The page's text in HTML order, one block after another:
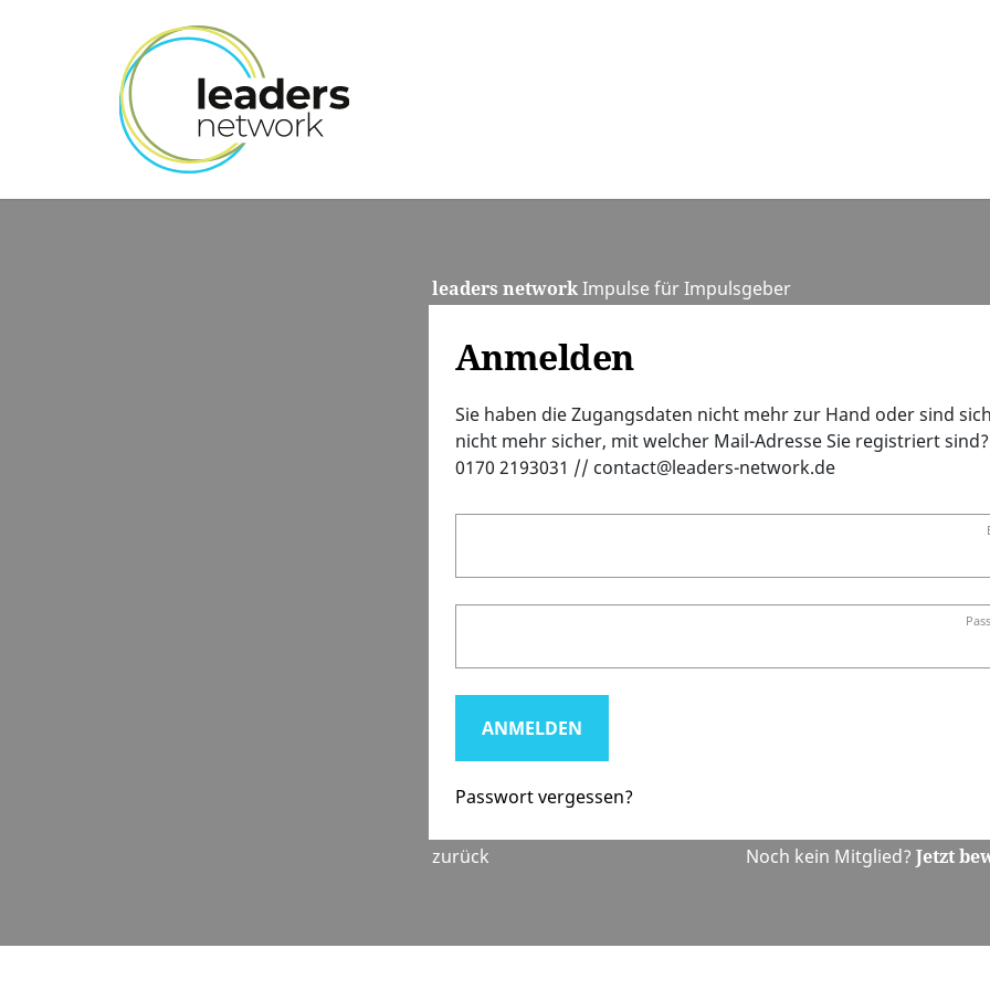
leaders networkImpulse für Impulsgeber
Anmelden
Sie haben die Zugangsdaten nicht mehr zur Hand oder sind sich
nicht mehr sicher, mit welcher Mail-Adresse Sie registriert sind?
0170 2193031 // contact@leaders-network.de
Passwort vergessen?
zurück Noch kein Mitglied? Jetzt